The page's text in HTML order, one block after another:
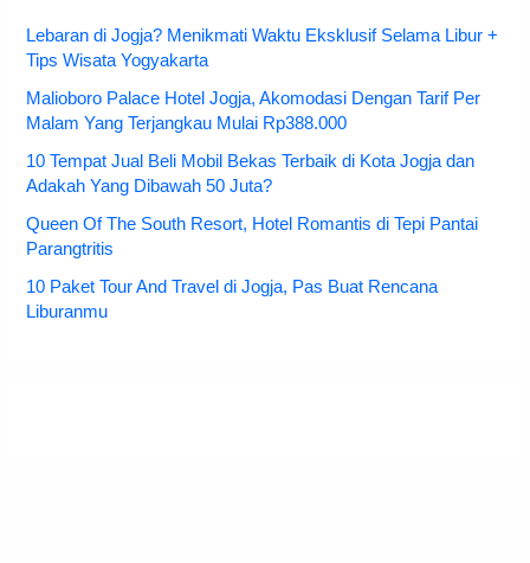
Lebaran di Jogja? Menikmati Waktu Eksklusif Selama Libur +
Tips Wisata Yogyakarta
Malioboro Palace Hotel Jogja, Akomodasi Dengan Tarif Per
Malam Yang Terjangkau Mulai Rp388.000
10 Tempat Jual Beli Mobil Bekas Terbaik di Kota Jogja dan
Adakah Yang Dibawah 50 Juta?
Queen Of The South Resort, Hotel Romantis di Tepi Pantai
Parangtritis
10 Paket Tour And Travel di Jogja, Pas Buat Rencana
Liburanmu